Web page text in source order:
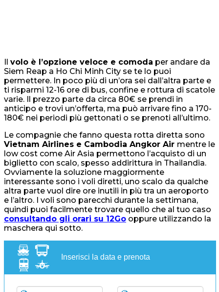
Il volo è l’opzione veloce e comoda per andare da
Siem Reap a Ho Chi Minh City se te lo puoi
permettere. In poco più di un’ora sei dall’altra parte e
ti risparmi 12-16 ore di bus, confine e rottura di scatole
varie. Il prezzo parte da circa 80€ se prendi in
anticipo e trovi un’offerta, ma può arrivare fino a 170-
180€ nei periodi più gettonati o se prenoti all’ultimo.
Le compagnie che fanno questa rotta diretta sono
Vietnam Airlines e Cambodia Angkor Air mentre le
low cost come Air Asia permettono l’acquisto di un
biglietto con scalo, spesso addirittura in Thailandia.
Ovviamente la soluzione maggiormente
interessante sono i voli diretti, uno scalo da qualche
altra parte vuol dire ore inutili in più tra un aeroporto
e l’altro. I voli sono parecchi durante la settimana,
quindi puoi facilmente trovare quello che al tuo caso
consultando gli orari su 12Go oppure utilizzando la
maschera qui sotto.
Inserisci la data e prenota